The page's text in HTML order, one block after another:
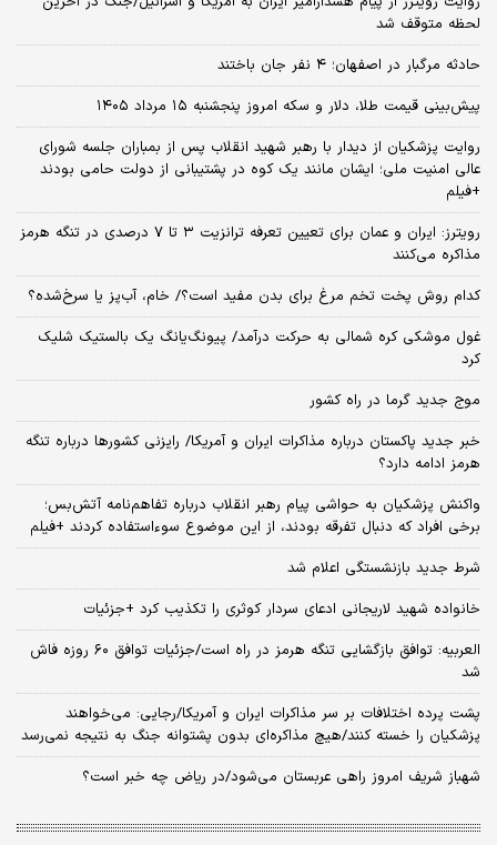
لحظه متوقف شد
حادثه مرگبار در اصفهان؛ ۴ نفر جان باختند
پیش‌بینی قیمت طلا، دلار و سکه امروز پنجشنبه ۱۵ مرداد ۱۴۰۵
روایت پزشکیان از دیدار با رهبر شهید انقلاب پس از بمباران جلسه شورای
عالی امنیت ملی؛ ایشان مانند یک کوه در پشتیبانی از دولت حامی بودند
+فیلم
رویترز: ایران و عمان برای تعیین تعرفه ترانزیت ۳ تا ۷ درصدی در تنگه هرمز
مذاکره می‌کنند
کدام روش پخت تخم مرغ برای بدن مفید است؟/ خام، آب‌پز یا سرخ‌شده؟
غول موشکی کره شمالی به حرکت درآمد/ پیونگ‌یانگ یک بالستیک شلیک
کرد
موج جدید گرما در راه کشور
خبر جدید پاکستان درباره مذاکرات ایران و آمریکا/ رایزنی کشورها درباره تنگه
هرمز ادامه دارد؟
واکنش پزشکیان به حواشی پیام رهبر انقلاب درباره تفاهم‌نامه آتش‌بس؛
برخی افراد که دنبال تفرقه بودند، از این موضوع سوءاستفاده کردند +فیلم
شرط جدید بازنشستگی اعلام شد
خانواده شهید لاریجانی ادعای سردار کوثری را تکذیب کرد +جزئیات
العربیه: توافق بازگشایی تنگه هرمز در راه است/جزئیات توافق ۶۰ روزه فاش
شد
پشت پرده اختلافات بر سر مذاکرات ایران و آمریکا/رجایی: می‌خواهند
پزشکیان را خسته کنند/هیچ مذاکره‌ای بدون پشتوانه جنگ به نتیجه نمی‌رسد
شهباز شریف امروز راهی عربستان می‌شود/در ریاض چه خبر است؟